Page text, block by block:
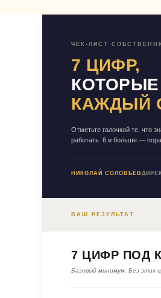
ЧЕК-ЛИСТ
7 ЦИФР,
КАЖДЫЙ
Отметьте галочкой те, что
работать. 6 и больше —
НИКОЛАЙ СОЛОВЬЁВ
ВАШ РЕЗУЛЬТАТ
7 ЦИФР ПОД
Базовый минимум. Без этих